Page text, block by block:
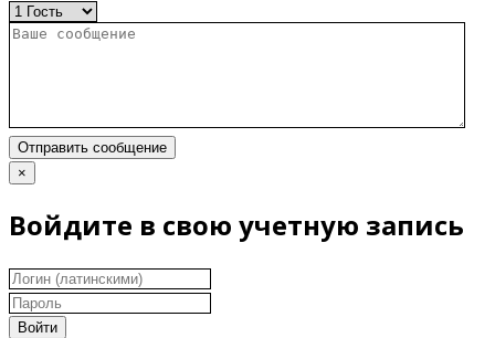
Отправить сообщение
×
Войдите в свою учетную запись
Войти